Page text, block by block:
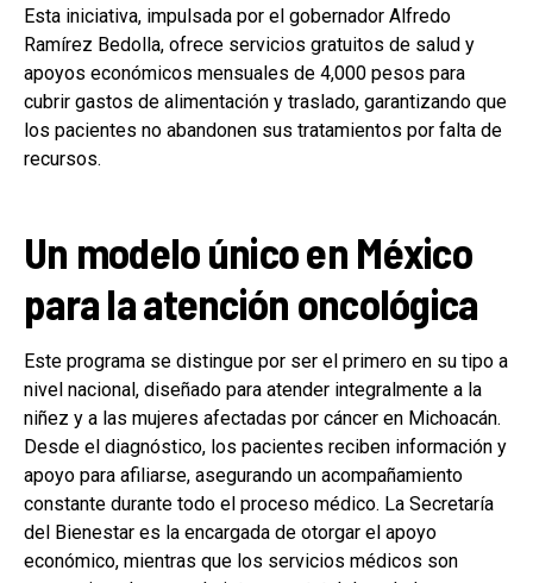
Esta iniciativa, impulsada por el gobernador Alfredo
Ramírez Bedolla, ofrece servicios gratuitos de salud y
apoyos económicos mensuales de 4,000 pesos para
cubrir gastos de alimentación y traslado, garantizando que
los pacientes no abandonen sus tratamientos por falta de
recursos.
Un modelo único en México
para la atención oncológica
Este programa se distingue por ser el primero en su tipo a
nivel nacional, diseñado para atender integralmente a la
niñez y a las mujeres afectadas por cáncer en Michoacán.
Desde el diagnóstico, los pacientes reciben información y
apoyo para afiliarse, asegurando un acompañamiento
constante durante todo el proceso médico. La Secretaría
del Bienestar es la encargada de otorgar el apoyo
económico, mientras que los servicios médicos son